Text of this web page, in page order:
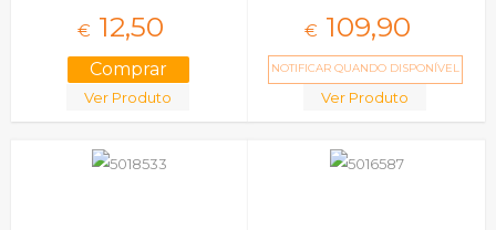
€ 12,50
Ver Produto
€ 109,90
NOTIFICAR QUANDO DISPONÍVEL
Ver Produto